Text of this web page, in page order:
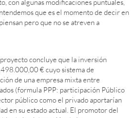
con algunas modificaciones puntuales,
que es el momento de decir en
pero que no se atreven a
concluye que la inversión
€ cuyo sistema de
de una empresa mixta entre
(formula PPP: participación Público
público como el privado aportarían
en su estado actual. El promotor del